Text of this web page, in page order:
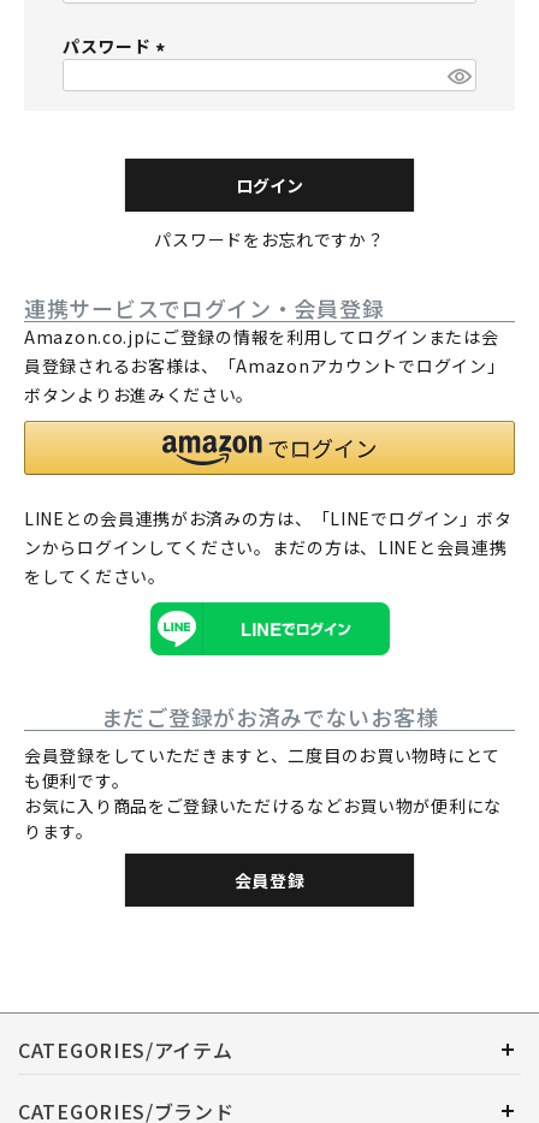
パスワード
)
ログイン
パスワードをお忘れですか？
連携サービスでログイン・会員登録
Amazon.co.jpにご登録の情報を利用してログインまたは会
員登録されるお客様は、「Amazonアカウントでログイン」
ボタンよりお進みください。
LINEとの会員連携がお済みの方は、「LINEでログイン」ボタ
ンからログインしてください。まだの方は、 LINEと会員連携
をしてください。
まだご登録がお済みでないお客様
会員登録をしていただきますと、二度目のお買い物時にとて
も便利です。
お気に入り商品をご登録いただけるなどお買い物が便利にな
ります。
会員登録
CATEGORIES/アイテム
CATEGORIES/ブランド